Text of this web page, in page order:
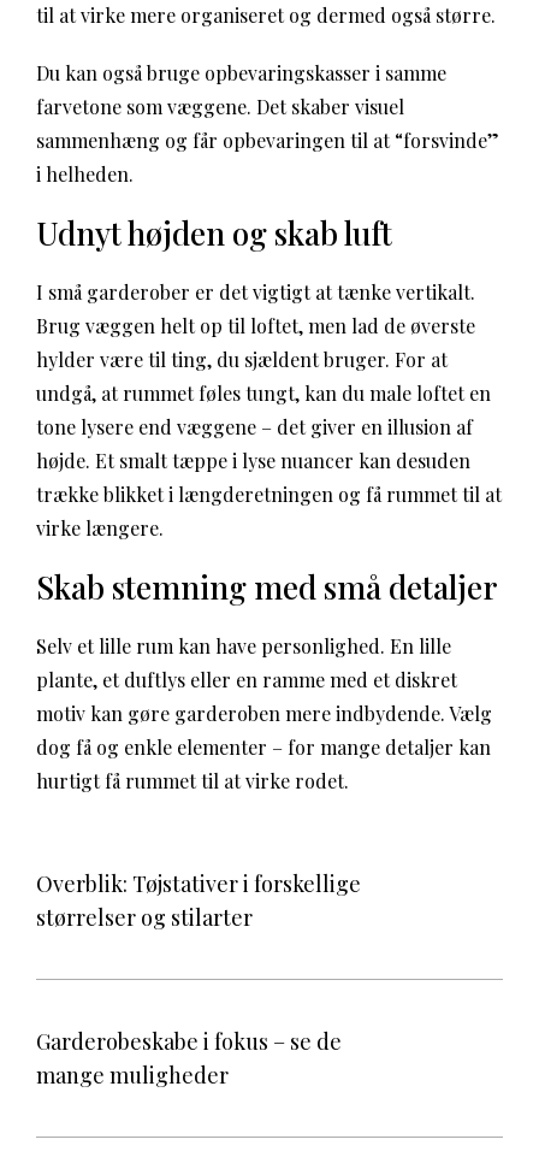
til at virke mere organiseret og dermed også større.
Du kan også bruge opbevaringskasser i samme
farvetone som væggene. Det skaber visuel
sammenhæng og får opbevaringen til at “forsvinde”
i helheden.
Udnyt højden og skab luft
I små garderober er det vigtigt at tænke vertikalt.
Brug væggen helt op til loftet, men lad de øverste
hylder være til ting, du sjældent bruger. For at
undgå, at rummet føles tungt, kan du male loftet en
tone lysere end væggene – det giver en illusion af
højde. Et smalt tæppe i lyse nuancer kan desuden
trække blikket i længderetningen og få rummet til at
virke længere.
Skab stemning med små detaljer
Selv et lille rum kan have personlighed. En lille
plante, et duftlys eller en ramme med et diskret
motiv kan gøre garderoben mere indbydende. Vælg
dog få og enkle elementer – for mange detaljer kan
hurtigt få rummet til at virke rodet.
Overblik: Tøjstativer i forskellige
størrelser og stilarter
Garderobeskabe i fokus – se de
mange muligheder